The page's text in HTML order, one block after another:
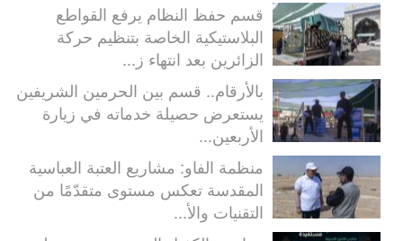
قسم حفظ النظام يرفع القواطع
البلاستيكية الخاصة بتنظيم حركة
الزائرين بعد انتهاء ز...
بالأرقام.. قسم بين الحرمين الشريفين
يستعرض حصيلة خدماته في زيارة
الأربعين...
منظمة الفاو: مشاريع العتبة العباسية
المقدسة تعكس مستوى متقدّمًا من
التقنيات والأ...